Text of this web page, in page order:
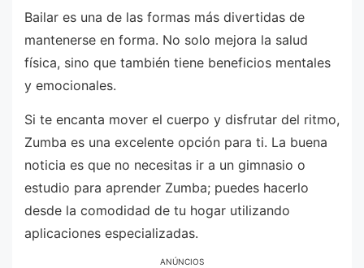
Bailar es una de las formas más divertidas de
mantenerse en forma. No solo mejora la salud
física, sino que también tiene beneficios mentales
y emocionales.
Si te encanta mover el cuerpo y disfrutar del ritmo,
Zumba es una excelente opción para ti. La buena
noticia es que no necesitas ir a un gimnasio o
estudio para aprender Zumba; puedes hacerlo
desde la comodidad de tu hogar utilizando
aplicaciones especializadas.
ANÚNCIOS